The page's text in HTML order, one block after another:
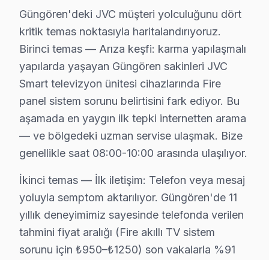
Ahmet Bey’in tamir işlemleri sonucunda, TV'sinin
Fabrika Servis'in Güngören bölgesindeki avantajları,
Sonuç olarak, Güngören'de JVC TV tamiri yapmak
Güngören JVC servis - TV Tamiri
JVC görüntüleme sistemi tamir mi yoksa ikinci el
Tamirde ortalama ₺1.000-2.000 harcarsınız,
JVC Servisi: Güngören Yerel Bilgi
Güngören ilçesi, İstanbul Avrupa Yakası'nın
JVC TV Servis Ağımız: Güngören Tüm
Güngören'deki JVC müşteri yolculuğunu dört
kritik temas noktasıyla haritalandırıyoruz.
Birinci temas — Arıza keşfi: karma yapılaşmalı
yapılarda yaşayan Güngören sakinleri JVC
Smart televizyon ünitesi cihazlarında Fire
panel sistem sorunu belirtisini fark ediyor. Bu
aşamada en yaygın ilk tepki internetten arama
— ve bölgedeki uzman servise ulaşmak. Bize
genellikle saat 08:00-10:00 arasında ulaşılıyor.
İkinci temas — İlk iletişim: Telefon veya mesaj
yoluyla semptom aktarılıyor. Güngören'de 11
yıllık deneyimimiz sayesinde telefonda verilen
tahmini fiyat aralığı (Fire akıllı TV sistem
sorunu için ₺950–₺1250) son vakalarla %91